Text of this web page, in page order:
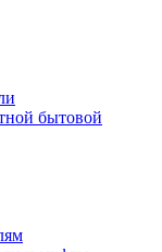
бытовой